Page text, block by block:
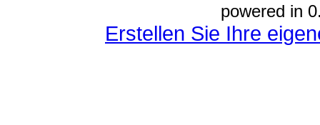
powered in
Erstellen Sie Ihre